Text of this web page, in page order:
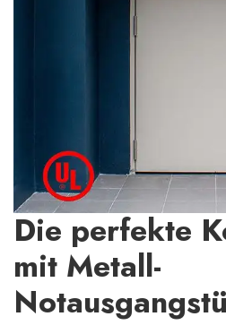
Die perfekte
mit Metall-